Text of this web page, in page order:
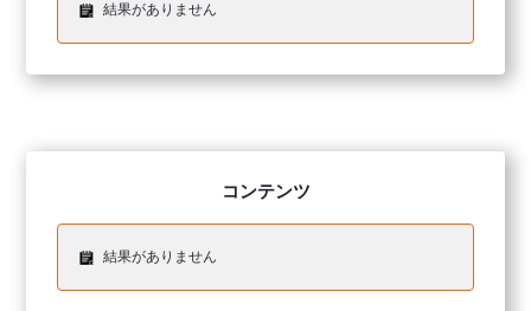
結果がありません
コンテンツ
結果がありません